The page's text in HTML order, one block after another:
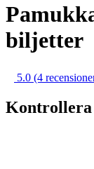
biljetter
5.0 (4